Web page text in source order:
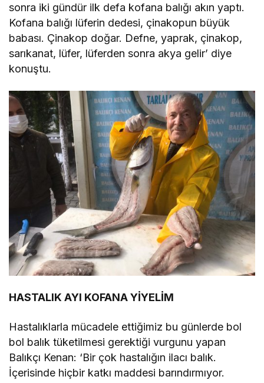
sonra iki gündür ilk defa kofana balığı akın yaptı.
Kofana balığı lüferin dedesi, çinakopun büyük
babası. Çinakop doğar. Defne, yaprak, çinakop,
sarıkanat, lüfer, lüferden sonra akya gelir’ diye
konuştu.
HASTALIK AYI KOFANA YİYELİM
Hastalıklarla mücadele ettiğimiz bu günlerde bol
bol balık tüketilmesi gerektiği vurgunu yapan
Balıkçı Kenan: ‘Bir çok hastalığın ilacı balık.
İçerisinde hiçbir katkı maddesi barındırmıyor.